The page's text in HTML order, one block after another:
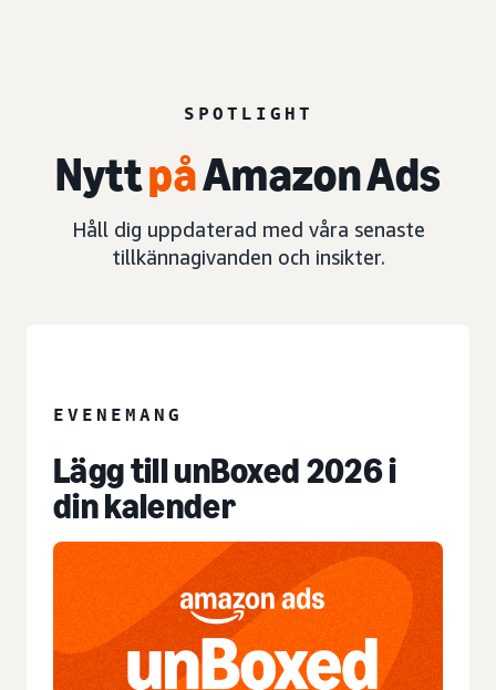
SPOTLIGHT
NyttpåAmazon Ads
Håll dig uppdaterad med våra senaste
tillkännagivanden och insikter.
EVENEMANG
Lägg till unBoxed 2026 i
din kalender